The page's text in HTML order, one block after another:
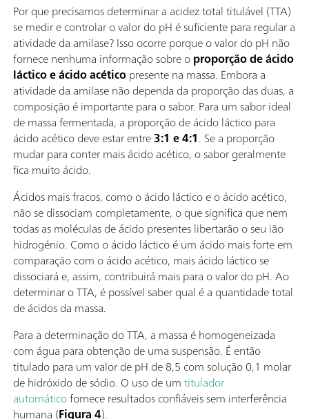
Por que precisamos determinar a acidez total titulável (TTA)
se medir e controlar o valor do pH é suficiente para regular a
atividade da amilase? Isso ocorre porque o valor do pH não
fornece nenhuma informação sobre oproporção de ácido
láctico e ácido acéticopresente na massa. Embora a
atividade da amilase não dependa da proporção das duas, a
composição é importante para o sabor. Para um sabor ideal
de massa fermentada, a proporção de ácido láctico para
ácido acético deve estar entre3:1 e 4:1. Se a proporção
mudar para conter mais ácido acético, o sabor geralmente
fica muito ácido.
Ácidos mais fracos, como o ácido láctico e o ácido acético,
não se dissociam completamente, o que significa que nem
todas as moléculas de ácido presentes libertarão o seu ião
hidrogénio. Como o ácido láctico é um ácido mais forte em
comparação com o ácido acético, mais ácido láctico se
dissociará e, assim, contribuirá mais para o valor do pH. Ao
determinar o TTA, é possível saber qual é a quantidade total
de ácidos da massa.
Para a determinação do TTA, a massa é homogeneizada
com água para obtenção de uma suspensão. É então
titulado para um valor de pH de 8,5 com solução 0,1 molar
de hidróxido de sódio. O uso de umtitulador
automáticofornece resultados confiáveis sem interferência
humana (Figura 4).